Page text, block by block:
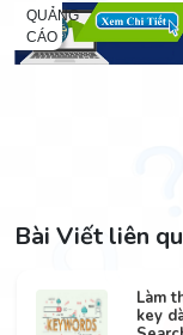
QUẢNG
CÁO
Bài Viết liên
Làm
key